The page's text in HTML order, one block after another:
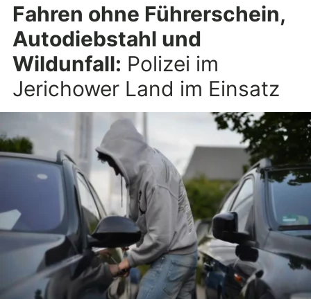
Fahren ohne Führerschein,
Autodiebstahl und
Wildunfall: Polizei im
Jerichower Land im Einsatz